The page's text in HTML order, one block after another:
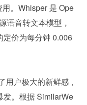
。Whisper 是 Ope
语音转文本模型，
价为每分钟 0.006
用户极大的新鲜感，
发。根据 SimilarWe